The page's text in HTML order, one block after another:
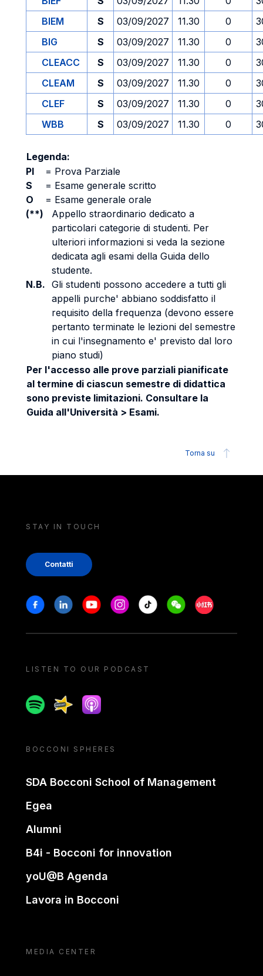
BIEM
S 03/09/2027 11.30 0
BIG
S 03/09/2027 11.30 0
CLEACC
S 03/09/2027 11.30 0
CLEAM
S 03/09/2027 11.30 0
CLEF
S 03/09/2027 11.30 0
WBB
S 03/09/2027 11.30 0
Legenda:
PI
= Prova Parziale
S
= Esame generale scritto
O
= Esame generale orale
(**)
Appello straordinario dedicato a
particolari categorie di studenti. Per
ulteriori informazioni si veda la sezione
dedicata agli esami della Guida dello
studente.
N.B. Gli studenti possono accedere a tutti gli
appelli purche' abbiano soddisfatto il
requisito della frequenza (devono essere
pertanto terminate le lezioni del semestre
in cui l'insegnamento e' previsto dal loro
piano studi)
Per l'accesso alle prove parziali pianificate
al termine di ciascun semestre di didattica
sono previste limitazioni. Consultare la
Guida all'Università > Esami.
Torna su
STAY IN TOUCH
Contatti
Stay in touch
FacebookLinkedinYoutubeInstagram
Tiktok WeechatXiaohongshu/
LISTEN TO OUR PODCAST
SpotifySpreakerApple podcast
BOCCONI SPHERES
SDA Bocconi School of Management
Egea
Alumni
B4i - Bocconi for innovation
yoU@B Agenda
Lavora in Bocconi
MEDIA CENTER